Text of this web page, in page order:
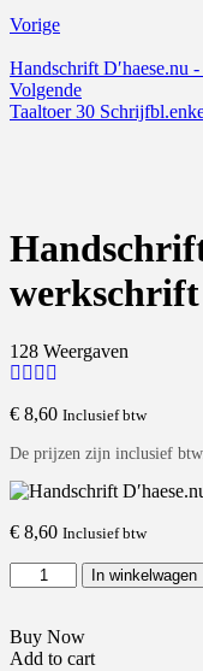
Vorige
Handschrift D′haese.nu
Volgende
Taaltoer 30
128 Weergaven
€ 8,60 Inclusief btw
De prijzen zijn inclusief
€ 8,60 Inclusief btw
In winkelwagen
Buy Now
Add to cart